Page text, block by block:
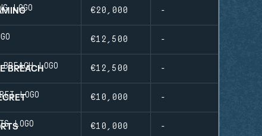
€20,000 -
€12,500 -
BREACH €12,500 -
€10,000 -
€10,000 -